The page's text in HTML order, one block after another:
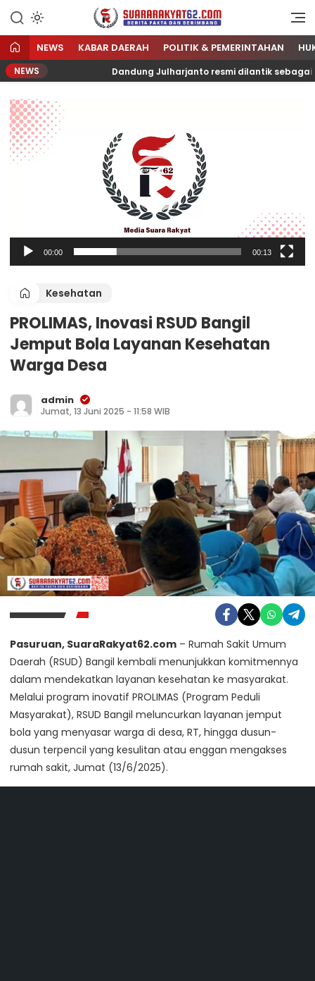
Suararakyat62.com
Sumber Referensi Terpercaya
NEWS KABAR DAERAH POLITIK & PEMERINTAHAN
NEWS Dandung Julharjanto resmi dilantik sebagai
00:00 00:13
Kesehatan
PROLIMAS, Inovasi RSUD Bangil
Jemput Bola Layanan Kesehatan
Warga Desa
admin
Jumat, 13 Juni 2025 - 11:58 WIB
Pasuruan, SuaraRakyat62.com – Rumah Sakit Umum
Daerah (RSUD) Bangil kembali menunjukkan komitmennya
dalam mendekatkan layanan kesehatan ke masyarakat.
Melalui program inovatif PROLIMAS (Program Peduli
Masyarakat), RSUD Bangil meluncurkan layanan jemput
bola yang menyasar warga di desa, RT, hingga dusun-
dusun terpencil yang kesulitan atau enggan mengakses
rumah sakit, Jumat (13/6/2025).